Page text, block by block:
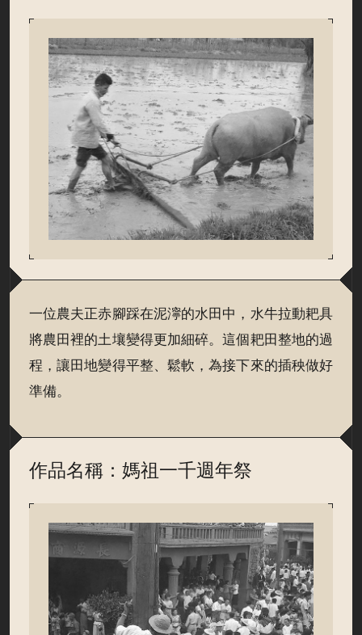
一位農夫正赤腳踩在泥濘的水田中，水牛拉動耙具
將農田裡的土壤變得更加細碎。這個耙田整地的過
程，讓田地變得平整、鬆軟，為接下來的插秧做好
準備。
作品名稱：媽祖一千週年祭